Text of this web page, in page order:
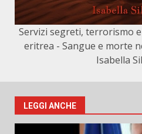
Servizi segreti, terrorismo
eritrea - Sangue e morte
Isabella
LEGGI ANCHE